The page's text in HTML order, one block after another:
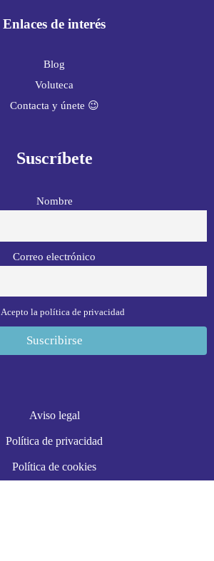
Enlaces de interés
Blog
Voluteca
Contacta y únete 😉
Suscríbete
Nombre
Correo electrónico
Acepto la política de privacidad
Aviso legal
Política de privacidad
Política de cookies